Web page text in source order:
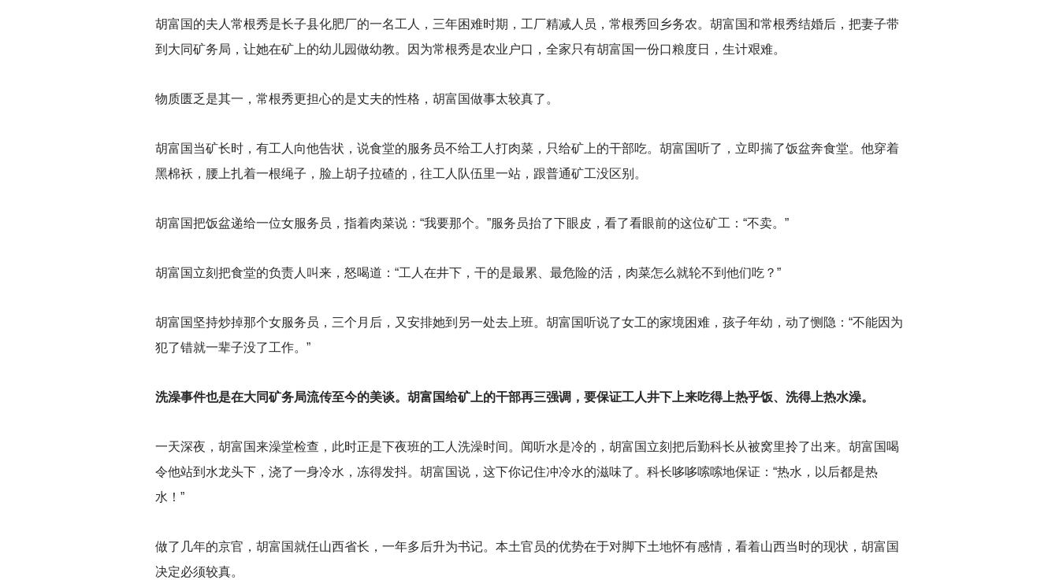
胡富国的夫人常根秀是长子县化肥厂的一名工人，三年困难时期，工厂精减人员，常根秀回乡务农。胡富国和常根秀结婚后，把妻子带
到大同矿务局，让她在矿上的幼儿园做幼教。因为常根秀是农业户口，全家只有胡富国一份口粮度日，生计艰难。
物质匮乏是其一，常根秀更担心的是丈夫的性格，胡富国做事太较真了。
胡富国当矿长时，有工人向他告状，说食堂的服务员不给工人打肉菜，只给矿上的干部吃。胡富国听了，立即揣了饭盆奔食堂。他穿着
黑棉袄，腰上扎着一根绳子，脸上胡子拉碴的，往工人队伍里一站，跟普通矿工没区别。
胡富国把饭盆递给一位女服务员，指着肉菜说：“我要那个。”服务员抬了下眼皮，看了看眼前的这位矿工：“不卖。”
胡富国立刻把食堂的负责人叫来，怒喝道：“工人在井下，干的是最累、最危险的活，肉菜怎么就轮不到他们吃？”
胡富国坚持炒掉那个女服务员，三个月后，又安排她到另一处去上班。胡富国听说了女工的家境困难，孩子年幼，动了恻隐：“不能因为
犯了错就一辈子没了工作。”
洗澡事件也是在大同矿务局流传至今的美谈。胡富国给矿上的干部再三强调，要保证工人井下上来吃得上热乎饭、洗得上热水澡。
一天深夜，胡富国来澡堂检查，此时正是下夜班的工人洗澡时间。闻听水是冷的，胡富国立刻把后勤科长从被窝里拎了出来。胡富国喝
令他站到水龙头下，浇了一身冷水，冻得发抖。胡富国说，这下你记住冲冷水的滋味了。科长哆哆嗦嗦地保证：“热水，以后都是热
水！”
做了几年的京官，胡富国就任山西省长，一年多后升为书记。本土官员的优势在于对脚下土地怀有感情，看着山西当时的现状，胡富国
决定必须较真。